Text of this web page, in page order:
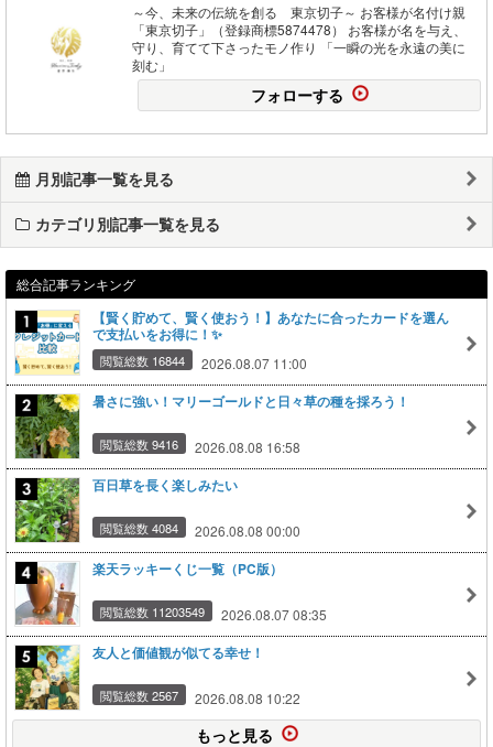
～今、未来の伝統を創る 東京切子～ お客様が名付け親
「東京切子」（登録商標5874478） お客様が名を与え、
守り、育てて下さったモノ作り 「一瞬の光を永遠の美に
刻む」
フォローする
月別記事一覧を見る
カテゴリ別記事一覧を見る
総合記事ランキング
【賢く貯めて、賢く使おう！】あなたに合ったカードを選ん
で支払いをお得に！✨
閲覧総数 16844 2026.08.07 11:00
暑さに強い！マリーゴールドと日々草の種を採ろう！
閲覧総数 9416 2026.08.08 16:58
百日草を長く楽しみたい
閲覧総数 4084 2026.08.08 00:00
楽天ラッキーくじ一覧（PC版）
閲覧総数 11203549 2026.08.07 08:35
友人と価値観が似てる幸せ！
閲覧総数 2567 2026.08.08 10:22
もっと見る